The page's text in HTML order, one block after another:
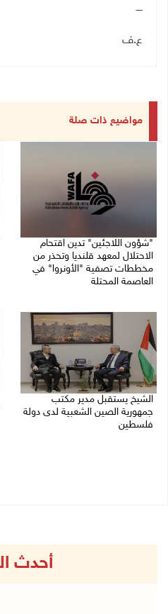
ــــ
ع.ف
مواضيع ذات صلة
"شؤون اللاجئين" تدين اقتحام
الاحتلال لمعهد قلنديا وتحذر من
مخططات تصفية "الأونروا" في
العاصمة المحتلة
الشيخ يستقبل مدير مكتب
جمهورية الصين الشعبية لدى دولة
فلسطين
أحدث